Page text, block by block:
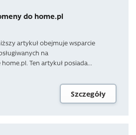
do home.pl
artykuł obejmuje wsparcie
na
Ten artykuł posiada...
Szczegóły